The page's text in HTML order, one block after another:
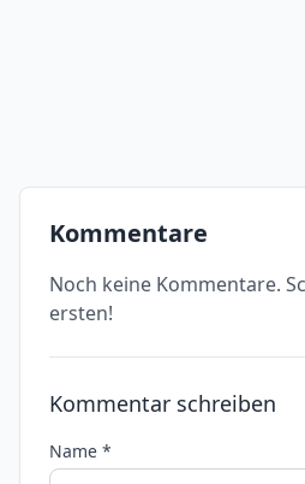
Kommentare
Noch keine Kommentare.
ersten!
Kommentar schreiben
Name *